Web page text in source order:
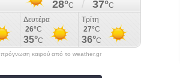
πρόγνωση καιρού από το weather.gr